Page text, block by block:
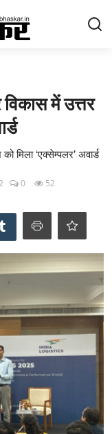
में उत्तर
मिला ‘एक्सेम्पलर’ अवार्ड
0 52